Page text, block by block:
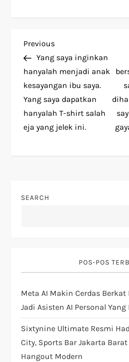
P
o
s
t
i
o
n
Previous
Post
Previous
Yang saya inginkan
hanyalah menjadi anak
kesayangan ibu saya.
Yang saya dapatkan
hanyalah T-shirt salah
eja yang jelek ini.
SEARCH
POS-POS
Meta AI Makin Cerdas Berkat
Jadi Asisten AI Personal
Sixtynine Ultimate Resmi
City, Sports Bar Jakarta
Hangout Modern